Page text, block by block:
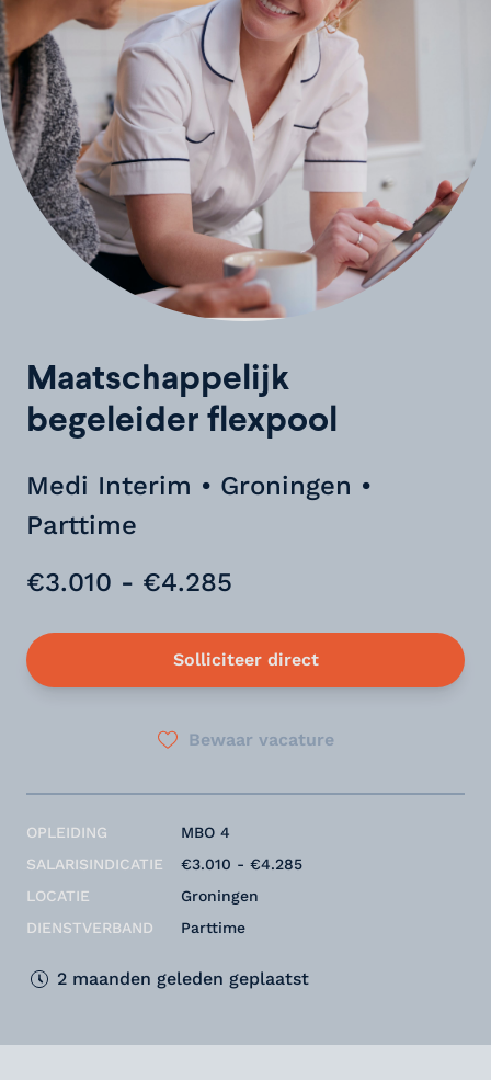
Maatschappelijk
begeleider flexpool
Medi Interim • Groningen •
Parttime
€3.010 - €4.285
Solliciteer direct
Bewaar vacature
OPLEIDING
SALARISINDICATIE
LOCATIE
DIENSTVERBAND
MBO 4
€3.010 - €4.285
Groningen
Parttime
2 maanden geleden geplaatst